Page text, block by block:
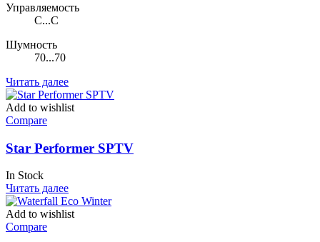
Управляемость
C...C
Шумность
70...70
Читать далее
Add to wishlist
Compare
Star Performer SPTV
In Stock
Читать далее
Add to wishlist
Compare